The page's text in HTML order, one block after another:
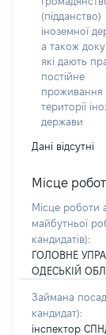
(підданство)
іноземної
а також
які дають
постійне
проживання
території
держави
Дані відсутні
Місце
Місце роботи
майбутньої
кандидатів):
ГОЛОВНЕ
ОДЕСЬКІЙ
Займана
кандидат):
інспектор